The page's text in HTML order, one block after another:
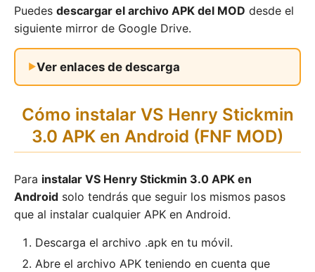
Puedes descargar el archivo APK del MOD desde el
siguiente mirror de Google Drive.
Ver enlaces de descarga
Cómo instalar VS Henry Stickmin
3.0 APK en Android (FNF MOD)
Para instalar VS Henry Stickmin 3.0 APK en
Android solo tendrás que seguir los mismos pasos
que al instalar cualquier APK en Android.
Descarga el archivo .apk en tu móvil.
Abre el archivo APK teniendo en cuenta que